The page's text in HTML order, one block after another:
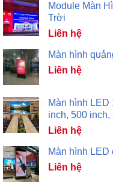
Module Màn
Trời
Liên hệ
Màn hình
Liên hệ
Màn hình LED
inch, 500 inch,
Liên hệ
Màn hình LED
Liên hệ